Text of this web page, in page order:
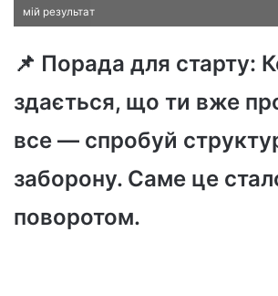
мій результат
📌 Порада для старту:
здається, що ти вже
все — спробуй
заборону. Саме це
поворотом.